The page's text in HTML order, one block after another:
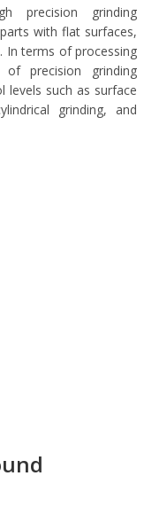
precision grinding
with flat surfaces,
In terms of processing
precision grinding
levels such as surface
grinding, and